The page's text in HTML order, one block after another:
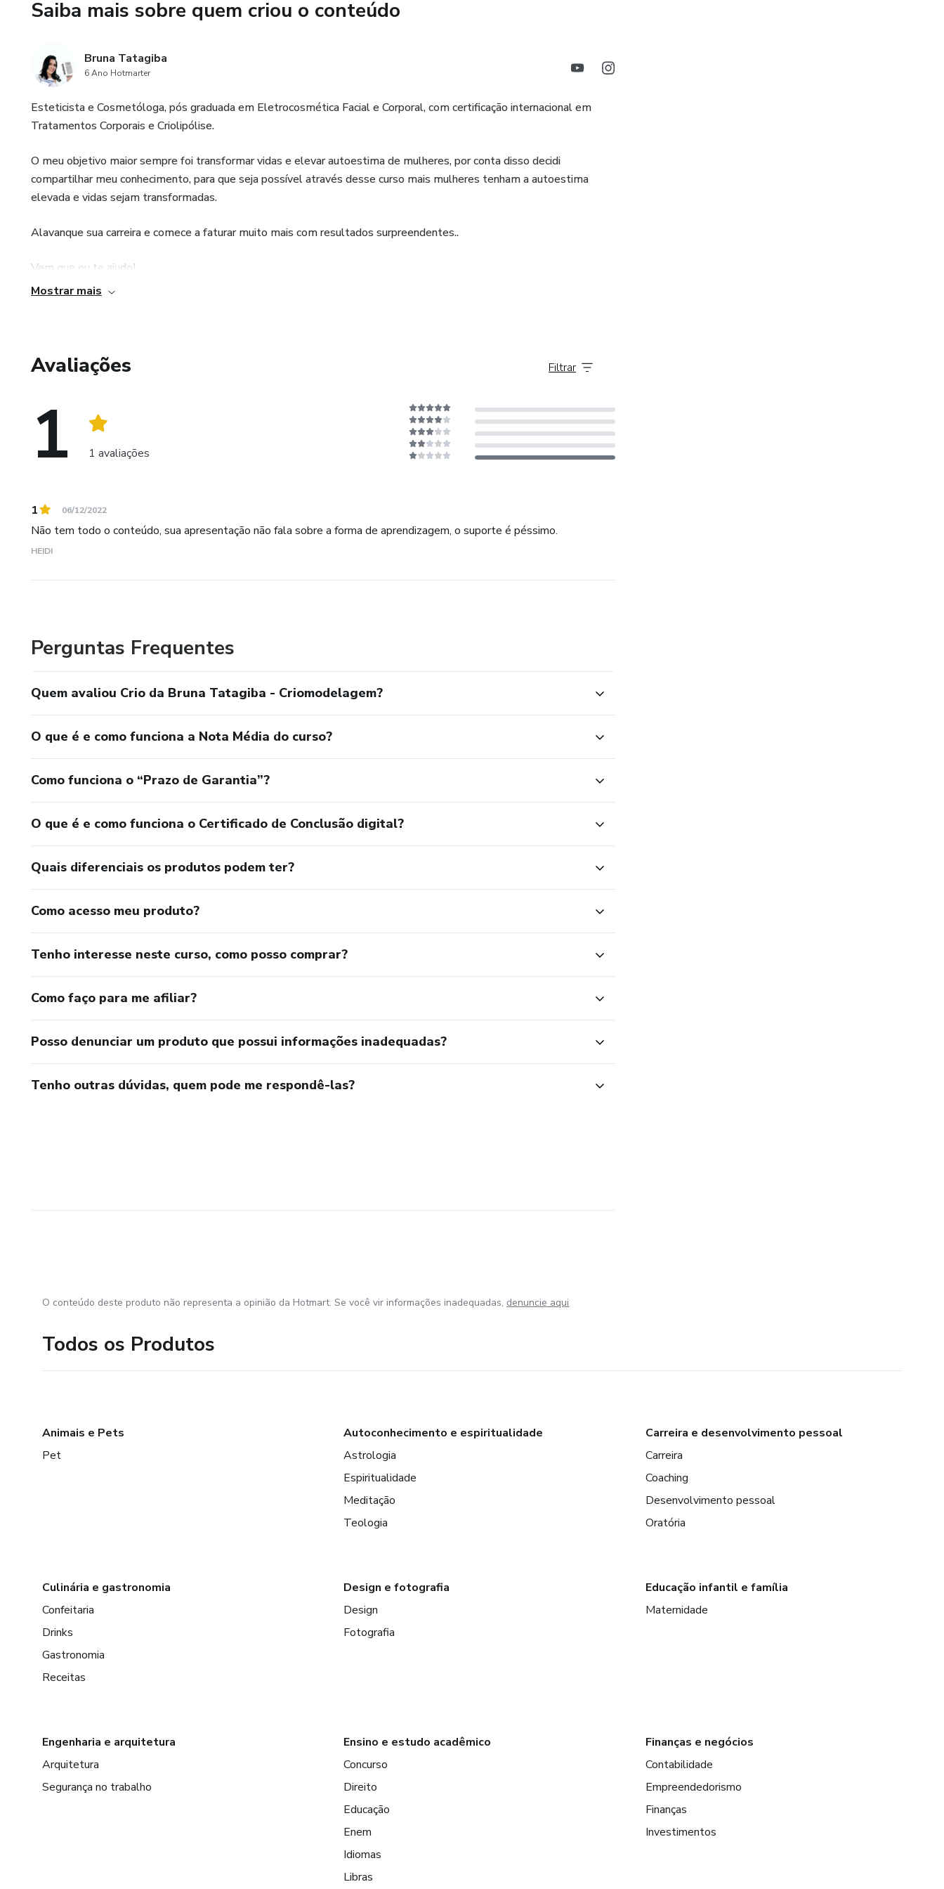
Saiba mais sobre quem criou o conteúdo
Bruna Tatagiba
6 Ano Hotmarter
Esteticista e Cosmetóloga, pós graduada em Eletrocosmética Facial e Corporal, com certificação internacional em
Tratamentos Corporais e Criolipólise.
O meu objetivo maior sempre foi transformar vidas e elevar autoestima de mulheres, por conta disso decidi
compartilhar meu conhecimento, para que seja possível através desse curso mais mulheres tenham a autoestima
elevada e vidas sejam transformadas.
Alavanque sua carreira e comece a faturar muito mais com resultados surpreendentes..
Vem que eu te ajudo!
Mostrar mais
Avaliações
1 1 avaliações
Filtrar
1 06/12/2022
Não tem todo o conteúdo, sua apresentação não fala sobre a forma de aprendizagem, o suporte é péssimo.
HEIDI
Perguntas Frequentes
Quem avaliou Crio da Bruna Tatagiba - Criomodelagem?
O que é e como funciona a Nota Média do curso?
Como funciona o “Prazo de Garantia”?
O que é e como funciona o Certificado de Conclusão digital?
Quais diferenciais os produtos podem ter?
Como acesso meu produto?
Tenho interesse neste curso, como posso comprar?
Como faço para me afiliar?
Posso denunciar um produto que possui informações inadequadas?
Tenho outras dúvidas, quem pode me respondê-las?
O conteúdo deste produto não representa a opinião da Hotmart. Se você vir informações inadequadas, denuncie aqui
Todos os Produtos
Animais e Pets
Pet
Autoconhecimento e espiritualidade
Astrologia
Espiritualidade
Meditação
Teologia
Carreira e desenvolvimento pessoal
Carreira
Coaching
Desenvolvimento pessoal
Oratória
Culinária e gastronomia
Confeitaria
Drinks
Gastronomia
Receitas
Design e fotografia
Design
Fotografia
Educação infantil e família
Maternidade
Engenharia e arquitetura
Arquitetura
Segurança no trabalho
Ensino e estudo acadêmico
Concurso
Direito
Educação
Enem
Idiomas
Libras
Finanças e negócios
Contabilidade
Empreendedorismo
Finanças
Investimentos